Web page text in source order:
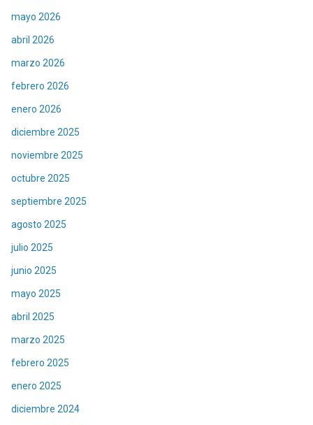
mayo 2026
abril 2026
marzo 2026
febrero 2026
enero 2026
diciembre 2025
noviembre 2025
octubre 2025
septiembre 2025
agosto 2025
julio 2025
junio 2025
mayo 2025
abril 2025
marzo 2025
febrero 2025
enero 2025
diciembre 2024